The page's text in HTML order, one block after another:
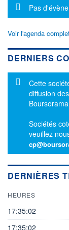
Message
Pas
Voir l'agenda
DERNIERS
Message
Cette
diffusion
Sociétés
veuillez
DERNIÈRES
HEURES
17:35:02
17:35:02